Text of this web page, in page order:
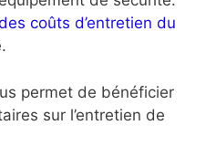
coûts d’entretien du
permet de bénéficier
sur l’entretien de